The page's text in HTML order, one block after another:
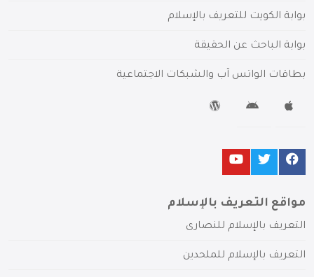
بوابة الكويت للتعريف بالإسلام
بوابة الباحث عن الحقيقة
بطاقات الواتس آب والشبكات الاجتماعية
مواقع التعريف بالإسلام
التعريف بالإسلام للنصارى
التعريف بالإسلام للملحدين